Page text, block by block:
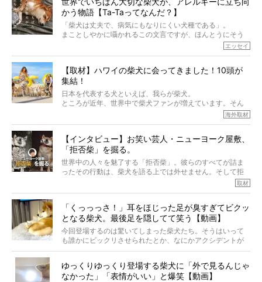
かう物語【Ta-Taってなんだ？】
「柴犬は丈夫で、病気にもなりにくい犬種である」。
まことしやかに囁かれるこの文言ですが、ほんとうにそう
でも、いざそれぞれの個体を見ていくと、丈夫で病気にも
なりにくい、とは言えないような気もするのです。
実際に「病気にならない」などということはないし、飼い
主はそのためにやるべきことがある。
今回は、柴犬に関わる方たちすべてに読んで欲しい、ある
語でした。
※画像はすべてイメージです
※この記事は個人の感想であり、効果・効能を示すものではありません
エッセイ
【取材】ハワイの柴犬に会ってきました！10頭が
集結！
日本を代表する犬といえば、我らが柴犬。
ところが近年、世界中で柴犬ファンが増えています。そん
な中「柴犬ライフ」が目をつけたのは、南の楽園ハワイ。
そんな噂を聞きつけ、今回はハワイの柴犬たちを取材して
きました！
海外取材
【インタビュー】お笑い芸人・ニューヨーク屋敷、
「拒否柴」を掘る。
世界中の人々を魅了する「拒否柴」。彼らのすべてが詰ま
ったその行動は、柴犬を語る上では外せません。そして拒
否柴がここまで話題になるのは、“映える”ことも理由のひと
がるのでしょうか。
最近版画製作を始めた、お笑いコンビ「ニューヨーク」の
屋敷裕政さんに、拒否柴を掘っていただきました！ イン
タビューと合わせてご覧ください。
取材
「くっっっさ！」耳をほじった足が臭すぎてビクッ
となる柴犬。最後足を隠してて笑う【動画】
今回登場するのは驚いてしまった柴犬たち。そうはいって
も誰かにビックリさせられたとか、なにかアクシデントが
起きたとか、そういうことが原因ではありません。全ての
ゆっくりゆっくり登場する柴犬に「外で見るんじゃ
なかった」「表情がいい」と爆笑【動画】